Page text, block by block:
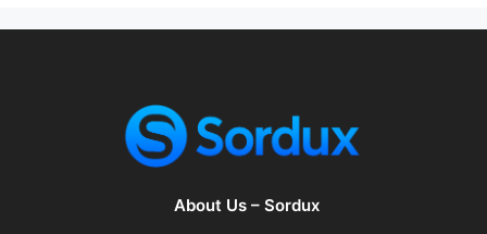
About Us – Sordux